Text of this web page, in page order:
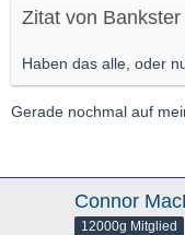
Zitat von Bankster
Haben das alle, oder
Gerade nochmal auf
Connor
12000g Mitglied